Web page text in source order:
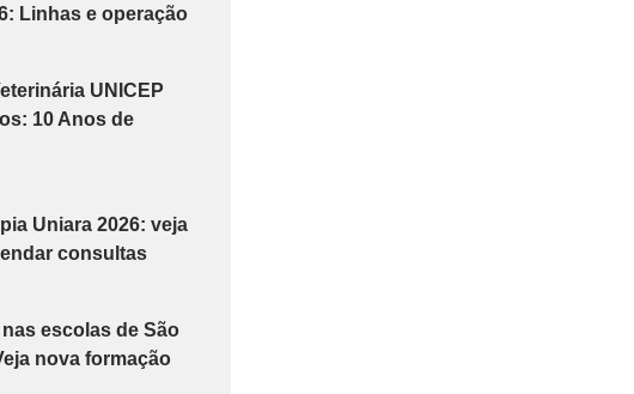
Linhas e operação
UNICEP
10 Anos de
Uniara 2026: veja
consultas
escolas de São
nova formação